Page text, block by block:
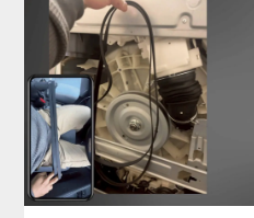
せん。
給水弁が故障する時期は
洗濯槽の裏側も汚れが溜
と重なります。
「家電の達人」では、修
同時に洗濯機分解クリー
ています。